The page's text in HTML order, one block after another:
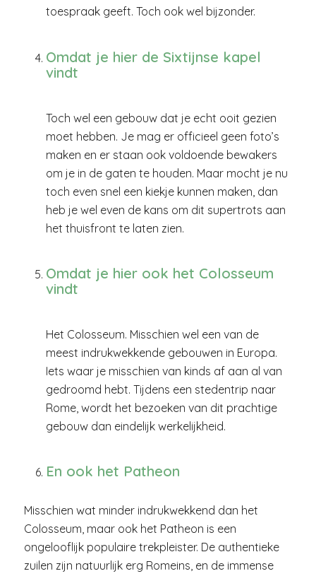
toespraak geeft. Toch ook wel bijzonder.
Omdat je hier de Sixtijnse kapel
vindt
Toch wel een gebouw dat je echt ooit gezien
moet hebben. Je mag er officieel geen foto’s
maken en er staan ook voldoende bewakers
om je in de gaten te houden. Maar mocht je nu
toch even snel een kiekje kunnen maken, dan
heb je wel even de kans om dit supertrots aan
het thuisfront te laten zien.
Omdat je hier ook het Colosseum
vindt
Het Colosseum. Misschien wel een van de
meest indrukwekkende gebouwen in Europa.
Iets waar je misschien van kinds af aan al van
gedroomd hebt. Tijdens een stedentrip naar
Rome, wordt het bezoeken van dit prachtige
gebouw dan eindelijk werkelijkheid.
En ook het Patheon
Misschien wat minder indrukwekkend dan het
Colosseum, maar ook het Patheon is een
ongelooflijk populaire trekpleister. De authentieke
zuilen zijn natuurlijk erg Romeins, en de immense